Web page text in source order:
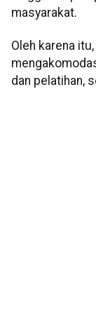
masyarakat.
Oleh karena
dan pelatihan,